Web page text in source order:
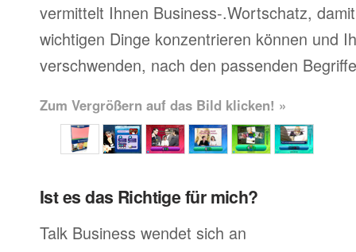
vermittelt Ihnen Business-.Wortschatz,
wichtigen Dinge konzentrieren können und
verschwenden, nach den passenden
Zum Vergrößern auf das Bild klicken! »
Ist es das Richtige für mich?
Talk Business wendet sich an